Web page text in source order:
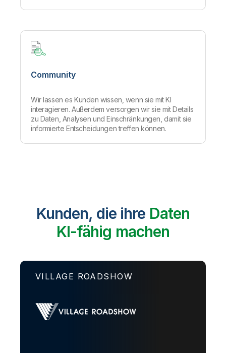
Community
Wir lassen es Kunden wissen, wenn sie mit KI
interagieren. Außerdem versorgen wir sie mit Details
zu Daten Analysen und Einschränkungen, damit sie
informierte Entscheidungen treffen können.
Kunden, die ihre Daten
KI-fähig machen
VILLAGE ROADSHOW